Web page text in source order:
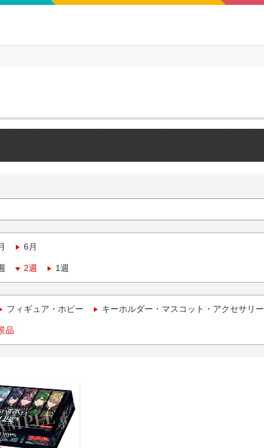
6月
2週 1週
フィギュア・ホビー キーホルダー・マスコット・アクセサリー
品